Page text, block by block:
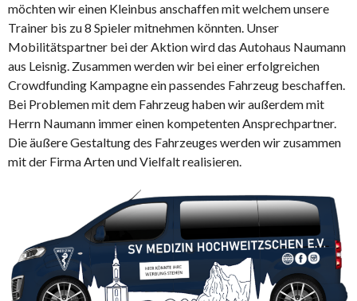
möchten wir einen Kleinbus anschaffen mit welchem unsere
Trainer bis zu 8 Spieler mitnehmen könnten. Unser
Mobilitätspartner bei der Aktion wird das Autohaus Naumann
aus Leisnig. Zusammen werden wir bei einer erfolgreichen
Crowdfunding Kampagne ein passendes Fahrzeug beschaffen.
Bei Problemen mit dem Fahrzeug haben wir außerdem mit
Herrn Naumann immer einen kompetenten Ansprechpartner.
Die äußere Gestaltung des Fahrzeuges werden wir zusammen
mit der Firma Arten und Vielfalt realisieren.